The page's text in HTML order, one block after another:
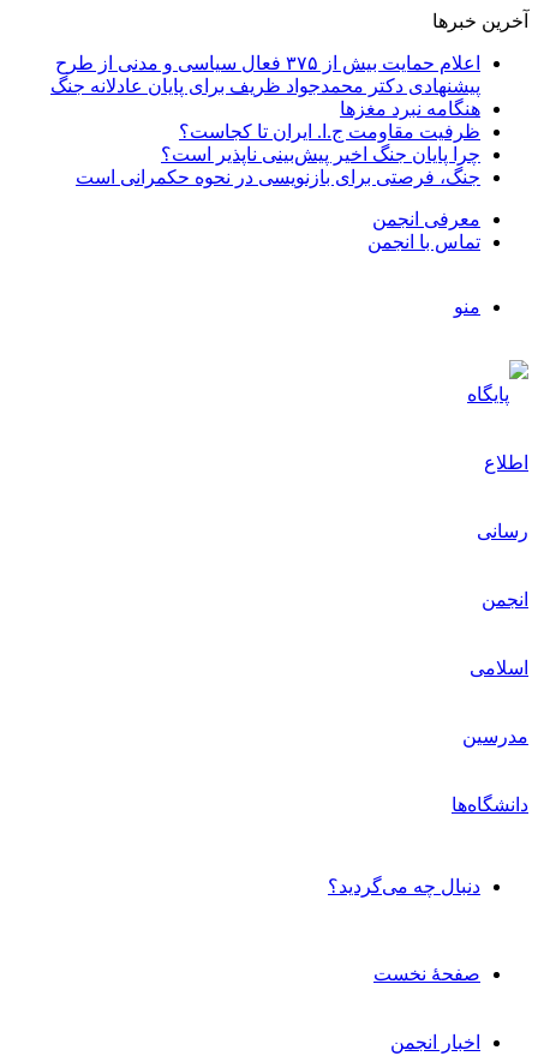
آخرین خبرها
اعلام حمایت بیش از ۳۷۵ فعال سیاسی و مدنی از طرح
پیشنهادی دکتر محمدجواد ظریف برای پایان عادلانه جنگ
هنگامه نبرد مغزها
ظرفیت مقاومت ج.ا. ایران تا کجاست؟
چرا پایان جنگ اخیر پیش‌بینی ناپذیر است؟
جنگ، فرصتی برای بازنویسی در نحوه حکمرانی است
معرفی انجمن
تماس با انجمن
منو
دنبال چه می‌گردید؟
صفحۀ نخست
اخبار انجمن